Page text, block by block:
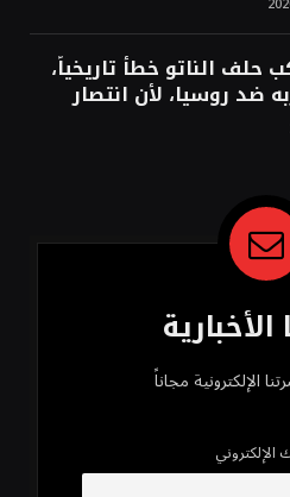
حلف الناتو خطأً تاريخياً،
ضد روسيا، لأن انتصار
سيفتت الناتو!محمد
الإلكترونية مجاناً
الإلكتروني